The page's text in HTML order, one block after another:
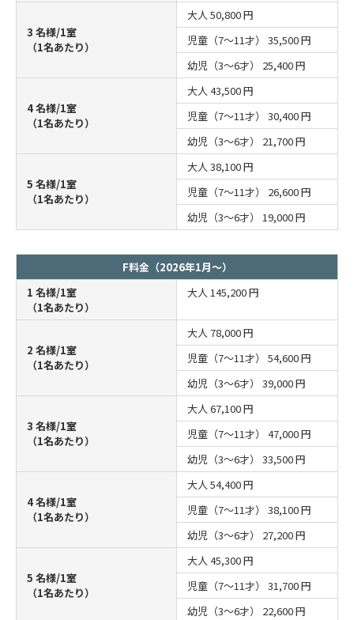
3 名様/1室
（1名あたり）
大人 50,800 円
児童（7～11才） 35,500 円
幼児（3～6才） 25,400 円
4 名様/1室
（1名あたり）
大人 43,500 円
児童（7～11才） 30,400 円
幼児（3～6才） 21,700 円
5 名様/1室
（1名あたり）
大人 38,100 円
児童（7～11才） 26,600 円
幼児（3～6才） 19,000 円
F料金（2026年1月～）
1 名様/1室
（1名あたり）
大人 145,200 円
2 名様/1室
（1名あたり）
大人 78,000 円
児童（7～11才） 54,600 円
幼児（3～6才） 39,000 円
3 名様/1室
（1名あたり）
大人 67,100 円
児童（7～11才） 47,000 円
幼児（3～6才） 33,500 円
4 名様/1室
（1名あたり）
大人 54,400 円
児童（7～11才） 38,100 円
幼児（3～6才） 27,200 円
5 名様/1室
（1名あたり）
大人 45,300 円
児童（7～11才） 31,700 円
幼児（3～6才） 22,600 円